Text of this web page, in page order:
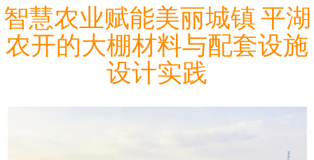
智慧农业赋能美丽城镇 平湖
农开的大棚材料与配套设施
设计实践